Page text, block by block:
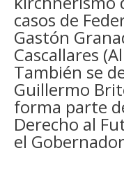
casos de
Gastón
Cascallares
También se
Guillermo
forma parte
Derecho al
el